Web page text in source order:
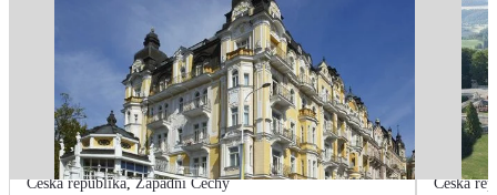
Česká republika,Západní Čechy Česká